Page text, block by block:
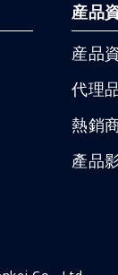
産品
産品
代理
熱銷
產品